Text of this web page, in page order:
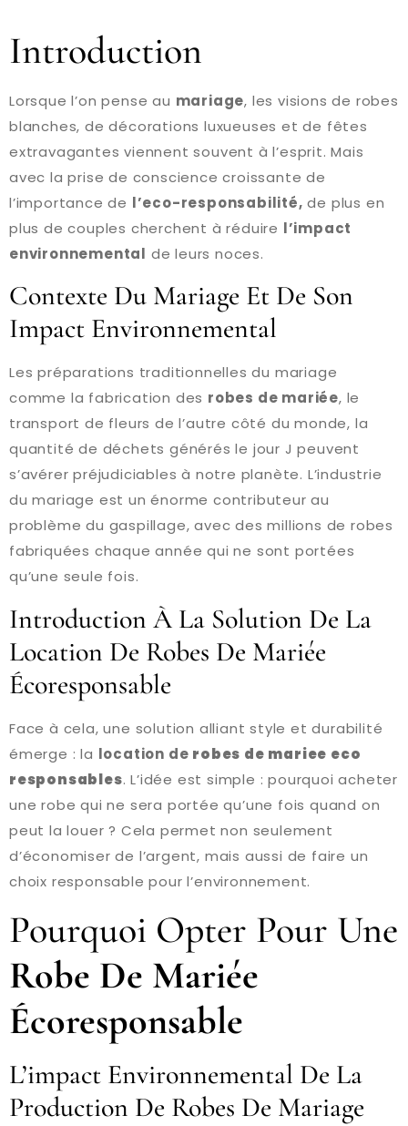
Introduction
Lorsque l’on pense au mariage, les visions de robes
blanches, de décorations luxueuses et de fêtes
extravagantes viennent souvent à l’esprit. Mais
avec la prise de conscience croissante de
l’importance de l’eco-responsabilité, de plus en
plus de couples cherchent à réduire l’impact
environnemental de leurs noces.
Contexte Du Mariage Et De Son
Impact Environnemental
Les préparations traditionnelles du mariage
comme la fabrication des robes de mariée, le
transport de fleurs de l’autre côté du monde, la
quantité de déchets générés le jour J peuvent
s’avérer préjudiciables à notre planète. L’industrie
du mariage est un énorme contributeur au
problème du gaspillage, avec des millions de robes
fabriquées chaque année qui ne sont portées
qu’une seule fois.
Introduction À La Solution De La
Location De Robes De Mariée
Écoresponsable
Face à cela, une solution alliant style et durabilité
émerge : la location de robes de mariee eco
responsables. L’idée est simple : pourquoi acheter
une robe qui ne sera portée qu’une fois quand on
peut la louer ? Cela permet non seulement
d’économiser de l’argent, mais aussi de faire un
choix responsable pour l’environnement.
Pourquoi Opter Pour Une
Robe De Mariée
Écoresponsable
L’impact Environnemental De La
Production De Robes De Mariage